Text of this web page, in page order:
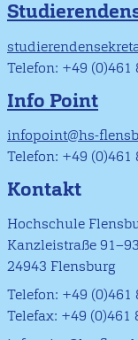
Telefon: +49 (0)461
Info Point
infopoint@hs-
Telefon: +49 (0)461
Kontakt
Hochschule
Kanzleistraße 91–93
24943 Flensburg
Telefon: +49 (0)461
Telefax: +49 (0)461